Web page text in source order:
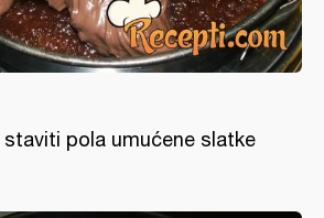
staviti pola umućene slatke